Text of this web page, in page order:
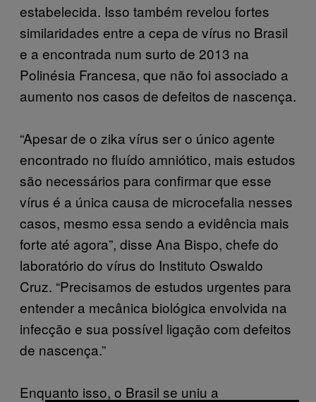
estabelecida. Isso também revelou fortes
similaridades entre a cepa de vírus no Brasil
e a encontrada num surto de 2013 na
Polinésia Francesa, que não foi associado a
aumento nos casos de defeitos de nascença.
“Apesar de o zika vírus ser o único agente
encontrado no fluído amniótico, mais estudos
são necessários para confirmar que esse
vírus é a única causa de microcefalia nesses
casos, mesmo essa sendo a evidência mais
forte até agora”, disse Ana Bispo, chefe do
laboratório do vírus do Instituto Oswaldo
Cruz. “Precisamos de estudos urgentes para
entender a mecânica biológica envolvida na
infecção e sua possível ligação com defeitos
de nascença.”
Enquanto isso, o Brasil se uniu a